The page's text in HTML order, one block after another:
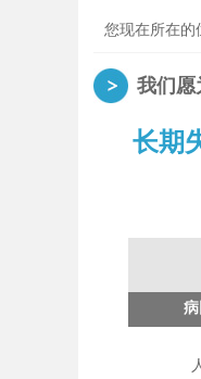
您现在所在的
我们愿
长期
病